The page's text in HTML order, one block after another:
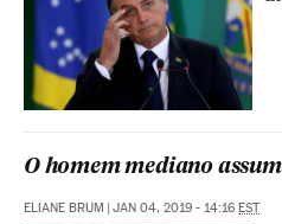
O homem mediano
ELIANE BRUM | JAN 04, 2019 - 14:16 EST